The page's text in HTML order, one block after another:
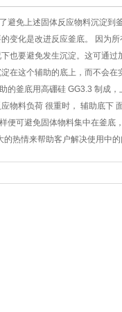
避免上述固体反应物料沉淀到
的变化是改进反应釜底。 因为
也要避免发生沉淀。这可通
在这个辅助的底上，而不会
的釜底用高硼硅 GG3.3 制成
物料负荷 很重时， 辅助底下
便可避免固体物料集中在釜底
的热情来帮助客户解决使用中